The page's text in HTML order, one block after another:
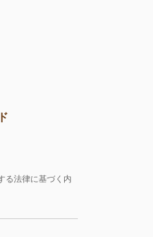
る法律に基づく内